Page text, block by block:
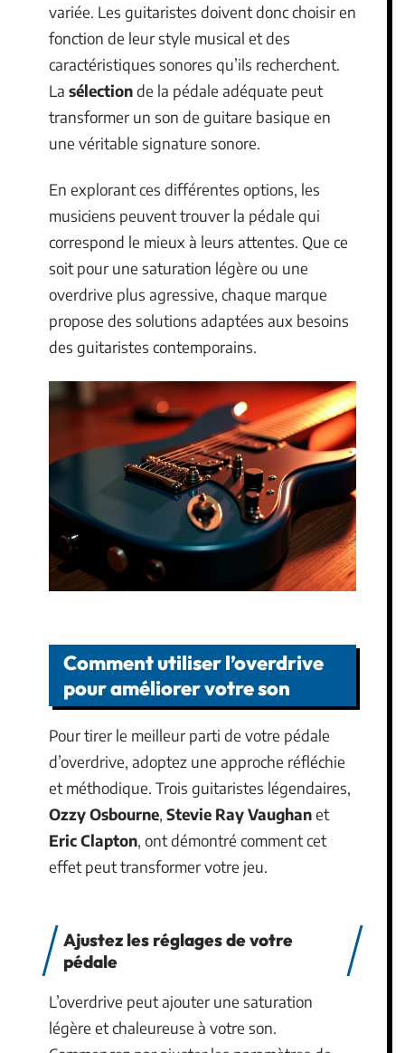
variée. Les guitaristes doivent donc choisir en
fonction de leur style musical et des
caractéristiques sonores qu’ils recherchent.
La sélectionde la pédale adéquate peut
transformer un son de guitare basique en
une véritable signature sonore.
En explorant ces différentes options, les
musiciens peuvent trouver la pédale qui
correspond le mieux à leurs attentes. Que ce
soit pour une saturation légère ou une
overdrive plus agressive, chaque marque
propose des solutions adaptées aux besoins
des guitaristes contemporains.
Comment utiliser l’overdrive
pour améliorer votre son
Pour tirer le meilleur parti de votre pédale
d’overdrive, adoptez une approche réfléchie
et méthodique. Trois guitaristes légendaires,
Ozzy Osbourne, Stevie Ray Vaughanet
Eric Clapton, ont démontré comment cet
effet peut transformer votre jeu.
Ajustez les réglages de votre
pédale
L’overdrive peut ajouter une saturation
légère et chaleureuse à votre son.